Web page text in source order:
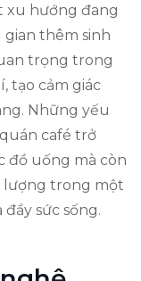
xu hướng đang
thêm sinh
trọng trong
tạo cảm giác
Những yếu
café trở
đồ uống mà còn
lượng trong một
sức sống.